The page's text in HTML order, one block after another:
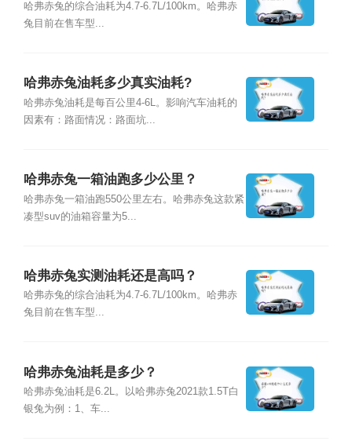
哈弗赤兔的综合油耗为4.7-6.7L/100km。哈弗赤
兔目前在售车型...
哈弗赤兔油耗多少真实油耗?
哈弗赤兔油耗是每百公里4-6L。影响汽车油耗的
因素有：路面情况：路面坑...
哈弗赤兔一箱油跑多少公里？
哈弗赤兔一箱油跑550公里左右。哈弗赤兔这款紧
凑型suv的油箱容量为5...
哈弗赤兔实测油耗还是高吗？
哈弗赤兔的综合油耗为4.7-6.7L/100km。哈弗赤
兔目前在售车型...
哈弗赤兔油耗是多少？
哈弗赤兔油耗是6.2L。以哈弗赤兔2021款1.5T白
银兔为例：1、车...